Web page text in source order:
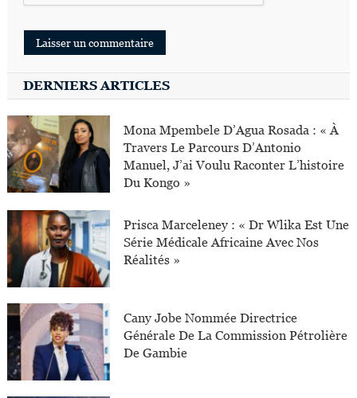
DERNIERS ARTICLES
Mona Mpembele D’Agua Rosada : « À
Travers Le Parcours D’Antonio
Manuel, J’ai Voulu Raconter L’histoire
Du Kongo »
Prisca Marceleney : « Dr Wlika Est Une
Série Médicale Africaine Avec Nos
Réalités »
Cany Jobe Nommée Directrice
Générale De La Commission Pétrolière
De Gambie